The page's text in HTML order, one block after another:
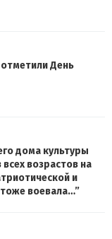
отметили День
дома культуры
возрастов на
и
воевала…”